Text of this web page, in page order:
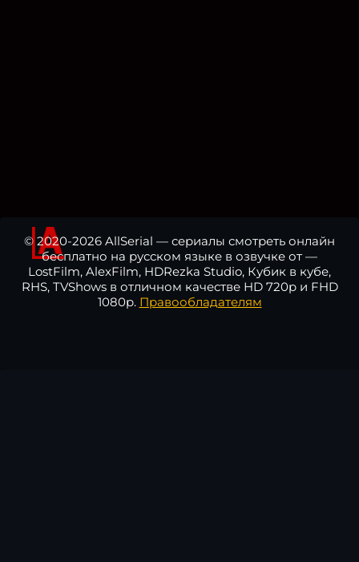
© 2020-2026 AllSerial — сериалы смотреть онлайн
бесплатно на русском языке в озвучке от —
LostFilm, AlexFilm, HDRezka Studio, Кубик в кубе,
RHS, TVShows в отличном качестве HD 720p и FHD
1080p. Правообладателям